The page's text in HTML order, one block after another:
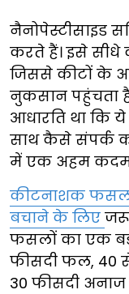
नैनोपेस्टीसाइड
करते हैं। इसे सीधे
जिससे कीटों के
नुकसान पहुंचता
आधारति था कि
साथ कैसे संपर्क
में एक अहम कदम
कीटनाशक फसलों
बचाने के लिए
फसलों का एक
फीसदी फल, 40
30 फीसदी अनाज